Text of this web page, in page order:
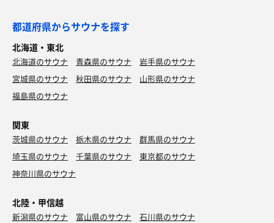
都道府県からサウナを探す
北海道・東北
北海道のサウナ 青森県のサウナ
岩手県のサウナ
宮城県のサウナ
秋田県のサウナ
山形県のサウナ
福島県のサウナ
関東
茨城県のサウナ 栃木県のサウナ
群馬県のサウナ
埼玉県のサウナ
千葉県のサウナ
東京都のサウナ
神奈川県のサウナ
北陸・甲信越
新潟県のサウナ 富山県のサウナ
石川県のサウナ